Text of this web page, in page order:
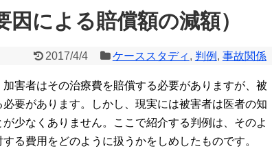
による賠償額の減額）
2017/4/4 ケーススタディ , 判例 , 事故関係
害者はその治療費を賠償する必要がありますが、被
要があります。しかし、現実には被害者は医者の知
少なくありません。ここで紹介する判例は、そのよ
る費用をどのように扱うかをしめしたものです。